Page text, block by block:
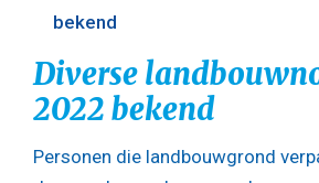
bekend
Diverse
2022 bekend
Personen die landbouwgrond